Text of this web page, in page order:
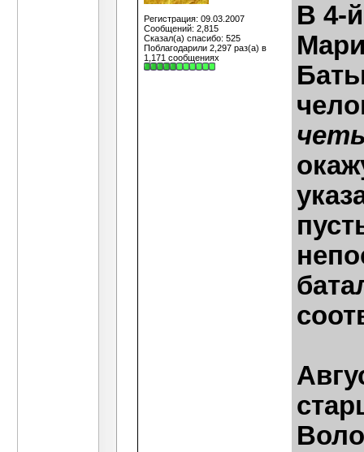
Регистрация: 09.03.2007
Сообщений: 2,815
Сказал(а) спасибо: 525
Поблагодарили 2,297 раз(а) в
1,171 сообщениях
В 4-